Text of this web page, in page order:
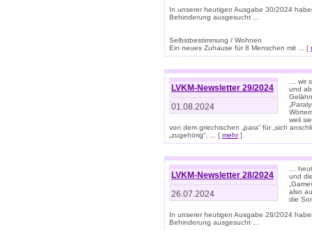
In unserer heutigen Ausgabe 30/2024
Behinderung ausgesucht ...
Selbstbestimmung / Wohnen
Ein neues Zuhause für 8 Menschen mit ... [
LVKM-Newsletter 29/2024
01.08.2024
… wir
und
weil
von dem griechischen „para“ für „sich
„zugehörig“, ... [ mehr]
LVKM-Newsletter 28/2024
26.07.2024
…
und
also
die
In unserer heutigen Ausgabe 28/2024
Behinderung ausgesucht ...